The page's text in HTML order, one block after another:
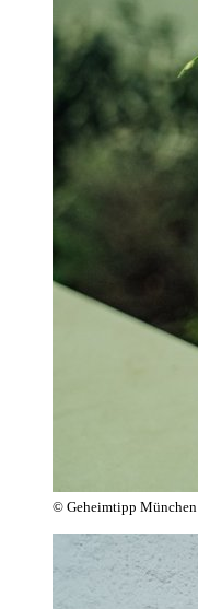
© Geheimtipp München